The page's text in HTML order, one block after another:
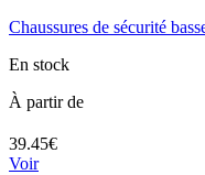
Chaussures de sécurité
En stock
À partir de
39.45€
Voir